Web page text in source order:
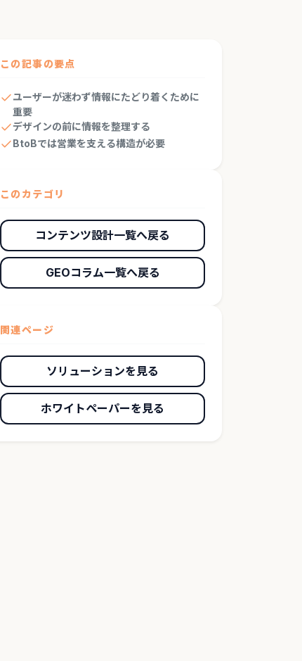
この記事の要点
ユーザーが迷わず情報にたどり着くために
重要
デザインの前に情報を整理する
BtoBでは営業を支える構造が必要
このカテゴリ
コンテンツ設計一覧へ戻る
GEOコラム一覧へ戻る
関連ページ
ソリューションを見る
ホワイトペーパーを見る